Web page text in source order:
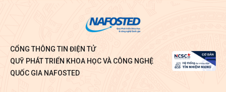
CỔNG THÔNG TIN ĐIỆN TỬ
QUỸ PHÁT TRIỂN KHOA HỌC VÀ CÔNG NGHỆ
QUỐC GIA NAFOSTED